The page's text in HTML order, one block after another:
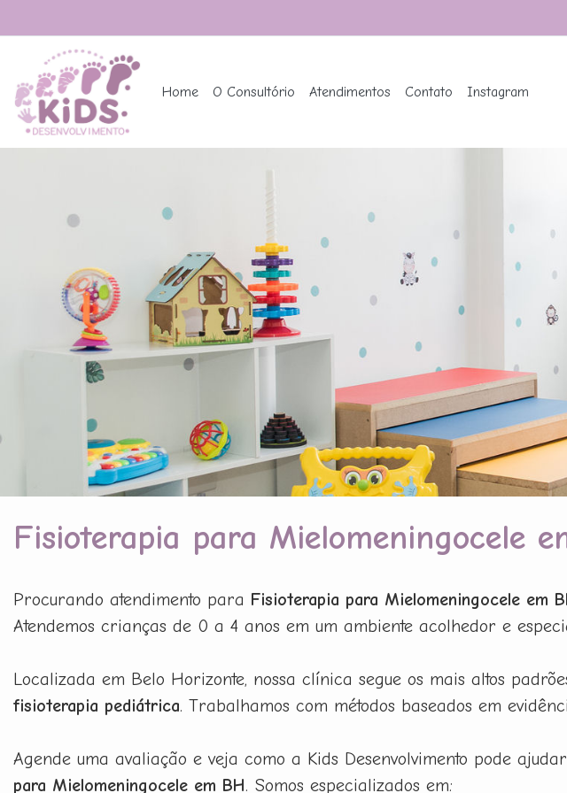
Home O Consultório Atendimentos Contato Instagram
Fisioterapia para Mielomeningocele
Procurando atendimento para Fisioterapia para Mielomeningocele em
Atendemos crianças de 0 a 4 anos em um ambiente acolhedor e
Localizada em Belo Horizonte, nossa clínica segue os mais altos
fisioterapia pediátrica. Trabalhamos com métodos baseados em
Agende uma avaliação e veja como a Kids Desenvolvimento pode
para Mielomeningocele em BH. Somos especializados em: